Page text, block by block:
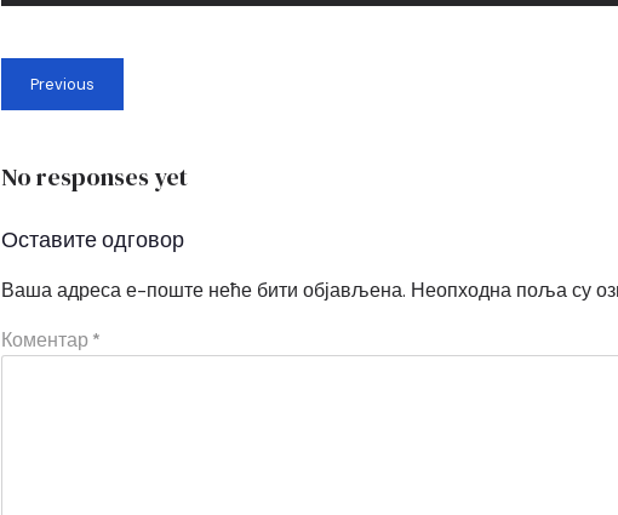
Previous
No responses yet
Оставите одговор
Ваша адреса е-поште неће бити објављена. Неопходна поља су
Коментар *